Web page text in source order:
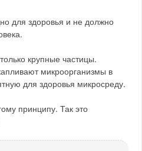
для здоровья и не должно
крупные частицы.
микроорганизмы в
для здоровья микросреду.
принципу. Так это